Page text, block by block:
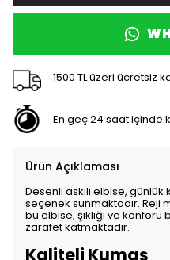
1500 TL üzeri ücretsiz
En geç 24 saat içinde
Ürün Açıklaması
Desenli askılı elbise,
seçenek sunmaktadır. Reji
bu elbise, şıklığı ve
zarafet katmaktadır.
Kaliteli Kumaş